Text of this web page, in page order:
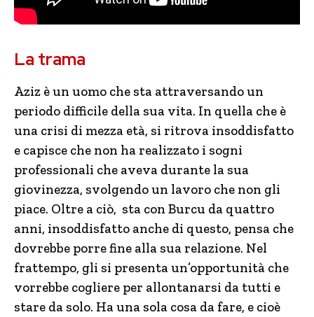
La trama
Aziz è un uomo che sta attraversando un
periodo difficile della sua vita. In quella che è
una crisi di mezza età, si ritrova insoddisfatto
e capisce che non ha realizzato i sogni
professionali che aveva durante la sua
giovinezza, svolgendo un lavoro che non gli
piace. Oltre a ciò, sta con Burcu da quattro
anni, insoddisfatto anche di questo, pensa che
dovrebbe porre fine alla sua relazione. Nel
frattempo, gli si presenta un’opportunità che
vorrebbe cogliere per allontanarsi da tutti e
stare da solo. Ha una sola cosa da fare, e cioè